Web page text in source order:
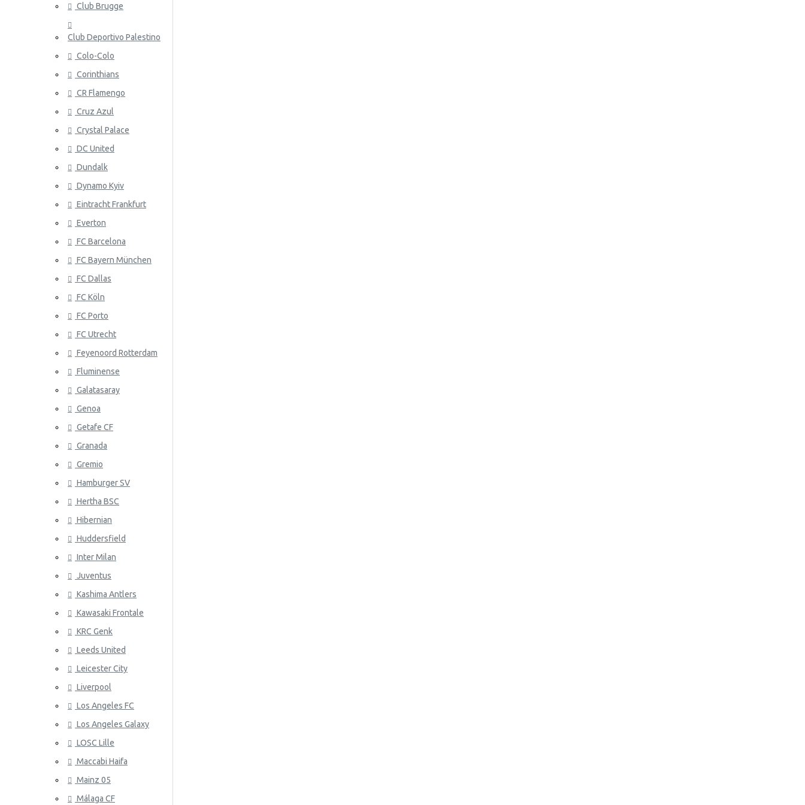
Panama
Portugali
Qatar
Venäjä
Saudi-Arabia
Senegal
Serbia
Slovakia
Espanja
Ruotsi
Tunisia
Turkki
Ukraina
Venezuela
Wales
Club Brugge
Club Deportivo Palestino
Colo-Colo
Corinthians
CR Flamengo
Cruz Azul
Crystal Palace
DC United
Dundalk
Dynamo Kyiv
Eintracht Frankfurt
Everton
FC Barcelona
FC Bayern München
FC Dallas
FC Köln
FC Porto
FC Utrecht
Feyenoord Rotterdam
Fluminense
Galatasaray
Genoa
Getafe CF
Granada
Gremio
Hamburger SV
Hertha BSC
Hibernian
Huddersfield
Inter Milan
Juventus
Kashima Antlers
Kawasaki Frontale
KRC Genk
Leeds United
Leicester City
Liverpool
Los Angeles FC
Los Angeles Galaxy
LOSC Lille
Maccabi Haifa
Mainz 05
Málaga CF